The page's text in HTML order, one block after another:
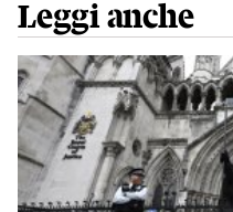
Leggi anche